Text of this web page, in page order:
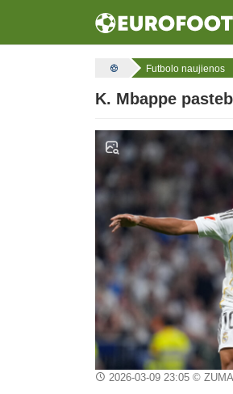
Futbolo naujienos
K. Mbappe
2026-03-09 23:05©